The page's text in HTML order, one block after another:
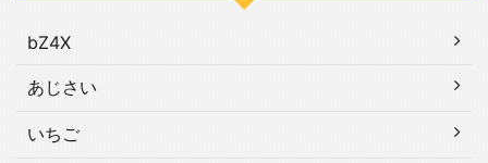
bZ4X
あじさい
いちご